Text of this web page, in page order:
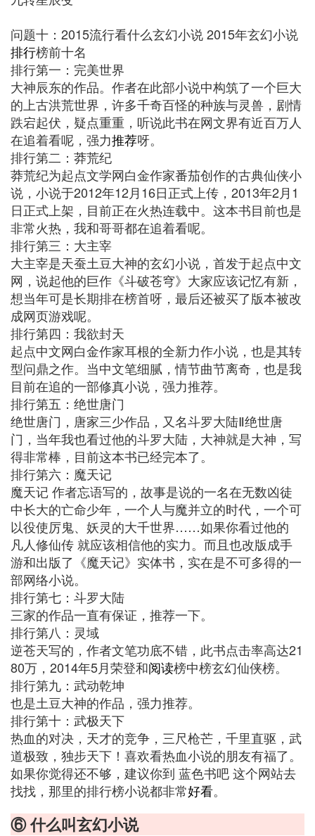
问题十：2015流行看什么玄幻小说 2015年玄幻小说
排行榜前十名
排行第一：完美世界
大神辰东的作品。作者在此部小说中构筑了一个巨大
的上古洪荒世界，许多千奇百怪的种族与灵兽，剧情
跌宕起伏，疑点重重，听说此书在网文界有近百万人
在追着看呢，强力推荐呀。
排行第二：莽荒纪
莽荒纪为起点文学网白金作家番茄创作的古典仙侠小
说，小说于2012年12月16日正式上传，2013年2月1
日正式上架，目前正在火热连载中。这本书目前也是
非常火热，我和哥哥都在追着看呢。
排行第三：大主宰
大主宰是天蚕土豆大神的玄幻小说，首发于起点中文
网，说起他的巨作《斗破苍穹》大家应该记忆有新，
想当年可是长期排在榜首呀，最后还被买了版本被改
成网页游戏呢。
排行第四：我欲封天
起点中文网白金作家耳根的全新力作小说，也是其转
型问鼎之作。当中文笔细腻，情节曲节离奇，也是我
目前在追的一部修真小说，强力推荐。
排行第五：绝世唐门
绝世唐门，唐家三少作品，又名斗罗大陆Ⅱ绝世唐
门，当年我也看过他的斗罗大陆，大神就是大神，写
得非常棒，目前这本书已经完本了。
排行第六：魔天记
魔天记 作者忘语写的，故事是说的一名在无数凶徒
中长大的亡命少年，一个人与魔并立的时代，一个可
以役使厉鬼、妖灵的大千世界……如果你看过他的
凡人修仙传 就应该相信他的实力。而且也改版成手
游和出版了《魔天记》实体书，实在是不可多得的一
部网络小说。
排行第七：斗罗大陆
三家的作品一直有保证，推荐一下。
排行第八：灵域
逆苍天写的，作者文笔功底不错，此书点击率高达21
80万，2014年5月荣登和阅读榜中榜玄幻仙侠榜。
排行第九：武动乾坤
也是土豆大神的作品，强力推荐。
排行第十：武极天下
热血的对决，天才的竞争，三尺枪芒，千里直驱，武
道极致，独步天下！喜欢看热血小说的朋友有福了。
如果你觉得还不够，建议你到 蓝色书吧 这个网站去
找找，那里的排行榜小说都非常好看。
⑥ 什么叫玄幻小说